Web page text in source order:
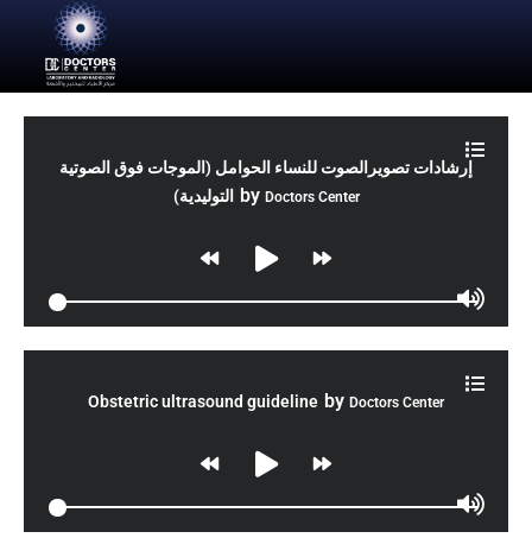
إرشادات تصويرالصوت للنساء الحوامل (الموجات فوق الصوتية
التوليدية)
by Doctors Center
Obstetric ultrasound guideline by Doctors Center